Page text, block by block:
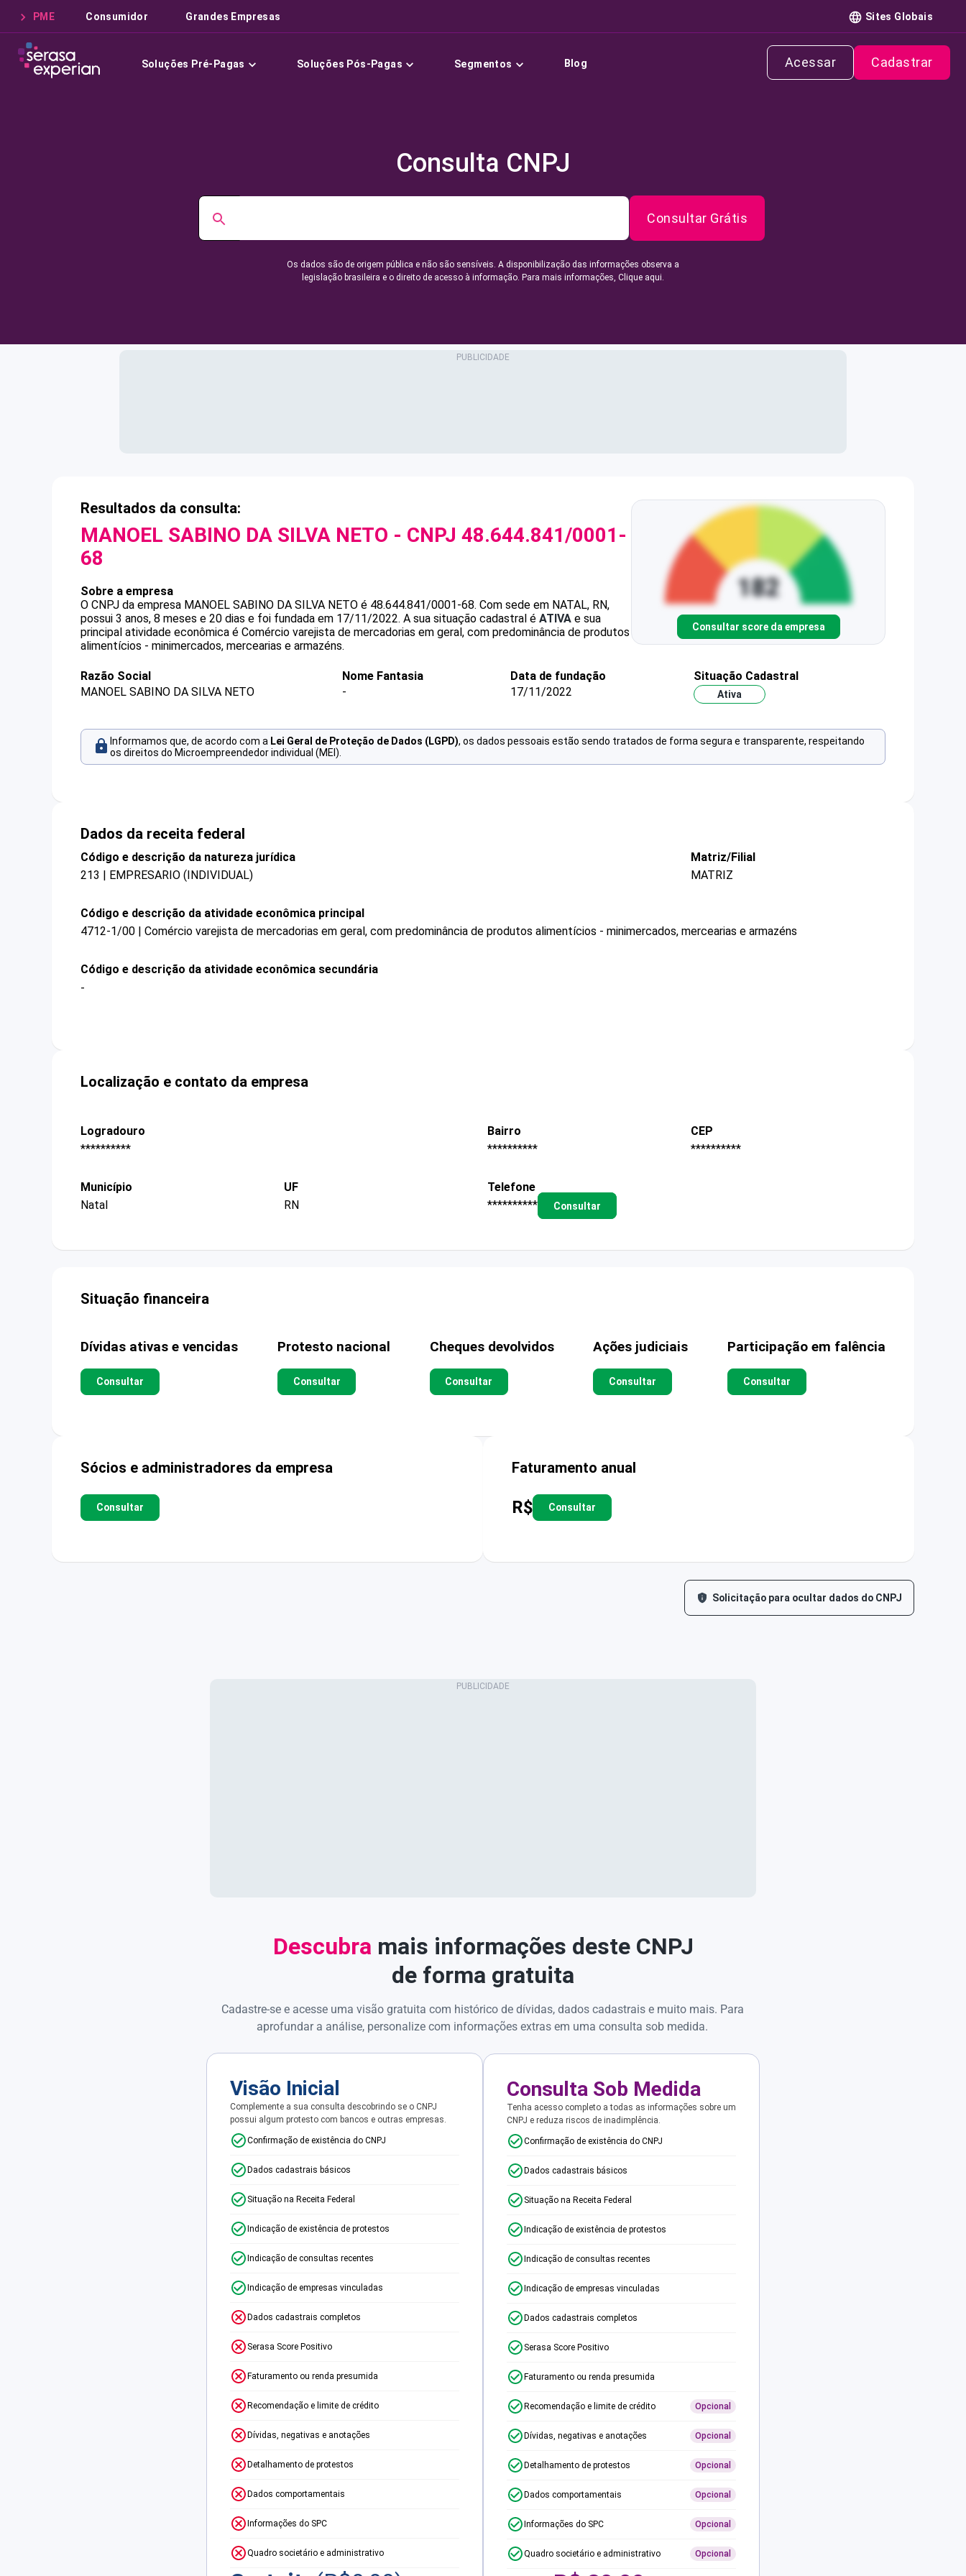
PME Consumidor Grandes Empresas Sites Globais
Soluções Pré-Pagas Soluções Pós-Pagas Segmentos Blog Acessar Cadastrar
Consulta CNPJ
Consultar Grátis
Os dados são de origem pública e não são sensíveis. A disponibilização das informações observa a
legislação brasileira e o direito de acesso à informação. Para mais informações, Clique aqui.
Resultados da consulta:
MANOEL SABINO DA SILVA NETO - CNPJ 48.644.841/0001-
68
Sobre a empresa
O CNPJ da empresa MANOEL SABINO DA SILVA NETO é 48.644.841/0001-68. Com sede em NATAL, RN,
possui 3 anos, 8 meses e 20 dias e foi fundada em 17/11/2022. A sua situação cadastral é ATIVA e sua
principal atividade econômica é Comércio varejista de mercadorias em geral, com predominância de produtos
alimentícios - minimercados, mercearias e armazéns.
Consultar score da empresa
Razão Social
MANOEL SABINO DA SILVA NETO
Nome Fantasia
-
Data de fundação
17/11/2022
Situação Cadastral
Ativa
Informamos que, de acordo com a Lei Geral de Proteção de Dados (LGPD), os dados pessoais estão sendo tratados de forma segura e transparente, respeitando
os direitos do Microempreendedor individual (MEI).
Dados da receita federal
Código e descrição da natureza jurídica
213 | EMPRESARIO (INDIVIDUAL)
Matriz/Filial
MATRIZ
Código e descrição da atividade econômica principal
4712-1/00 | Comércio varejista de mercadorias em geral, com predominância de produtos alimentícios - minimercados, mercearias e armazéns
Código e descrição da atividade econômica secundária
-
Localização e contato da empresa
Logradouro
**********
Bairro
**********
CEP
**********
Município
Natal
UF
RN
Telefone
**********
Consultar
Situação financeira
Dívidas ativas e vencidas
Consultar
Protesto nacional
Consultar
Cheques devolvidos
Consultar
Ações judiciais
Consultar
Participação em falência
Consultar
Sócios e administradores da empresa
Consultar
Faturamento anual
R$ Consultar
Solicitação para ocultar dados do CNPJ
Descubra mais informações deste CNPJ
de forma gratuita
Cadastre-se e acesse uma visão gratuita com histórico de dívidas, dados cadastrais e muito mais. Para
aprofundar a análise, personalize com informações extras em uma consulta sob medida.
Visão Inicial
Complemente a sua consulta descobrindo se o CNPJ
possui algum protesto com bancos e outras empresas.
Confirmação de existência do CNPJ
Dados cadastrais básicos
Situação na Receita Federal
Indicação de existência de protestos
Indicação de consultas recentes
Indicação de empresas vinculadas
Dados cadastrais completos
Serasa Score Positivo
Faturamento ou renda presumida
Recomendação e limite de crédito
Dívidas, negativas e anotações
Detalhamento de protestos
Dados comportamentais
Informações do SPC
Quadro societário e administrativo
Consulta Sob Medida
Tenha acesso completo a todas as informações sobre um
CNPJ e reduza riscos de inadimplência.
Confirmação de existência do CNPJ
Dados cadastrais básicos
Situação na Receita Federal
Indicação de existência de protestos
Indicação de consultas recentes
Indicação de empresas vinculadas
Dados cadastrais completos
Serasa Score Positivo
Faturamento ou renda presumida
Recomendação e limite de crédito Opcional
Dívidas, negativas e anotações Opcional
Detalhamento de protestos Opcional
Dados comportamentais Opcional
Informações do SPC Opcional
Quadro societário e administrativo Opcional